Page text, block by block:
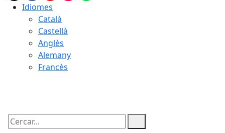
Idiomes
Català
Castellà
Anglès
Alemany
Francès
Cercar: